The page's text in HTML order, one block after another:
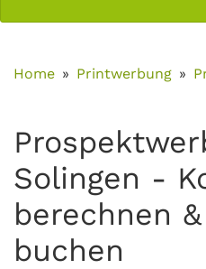
Home Printwerbung
Solingen -
berechnen
buchen